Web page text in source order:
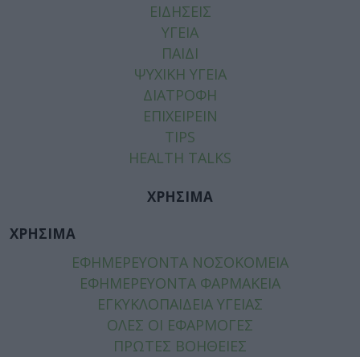
ΕΙΔΗΣΕΙΣ
ΥΓΕΙΑ
ΠΑΙΔΙ
ΨΥΧΙΚΗ ΥΓΕΙΑ
ΔΙΑΤΡΟΦΗ
ΕΠΙΧΕΙΡΕΙΝ
TIPS
HEALTH TALKS
ΧΡΗΣΙΜΑ
ΧΡΗΣΙΜΑ
ΕΦΗΜΕΡΕΥΟΝΤΑ ΝΟΣΟΚΟΜΕΙΑ
ΕΦΗΜΕΡΕΥΟΝΤΑ ΦΑΡΜΑΚΕΙΑ
ΕΓΚΥΚΛΟΠΑΙΔΕΙΑ ΥΓΕΙΑΣ
ΟΛΕΣ ΟΙ ΕΦΑΡΜΟΓΕΣ
ΠΡΩΤΕΣ ΒΟΗΘΕΙΕΣ